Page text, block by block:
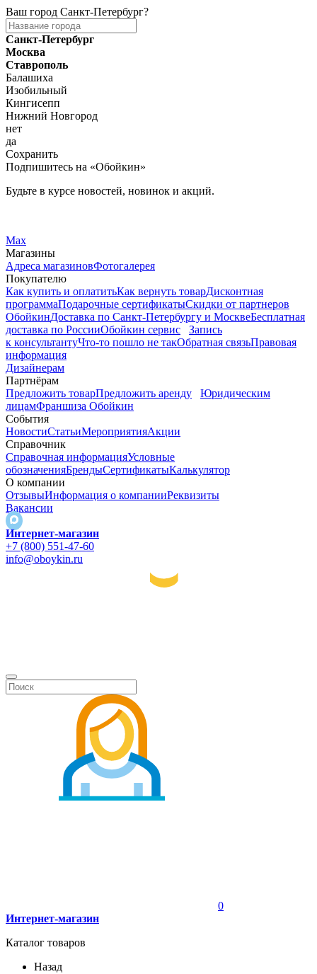
Ваш город Санкт-Петербург?
Санкт-Петербург
Москва
Ставрополь
Балашиха
Изобильный
Кингисепп
Нижний Новгород
нет
да
Сохранить
Подпишитесь на «Обойкин»
Будьте в курсе новостей, новинок и акций.
Max
Магазины
Адреса магазиновФотогалерея
Покупателю
Как купить и оплатитьКак вернуть товарДисконтная
программаПодарочные сертификатыСкидки от партнеров
ОбойкинДоставка по Санкт-Петербургу и МосквеБесплатная
доставка по РоссииОбойкин сервис
Запись
к консультантуЧто-то пошло не такОбратная связьПравовая
информация
Дизайнерам
Партнёрам
Предложить товарПредложить аренду
Юридическим
лицамФраншиза Обойкин
События
НовостиСтатьиМероприятияАкции
Справочник
Справочная информацияУсловные
обозначенияБрендыСертификатыКалькулятор
О компании
ОтзывыИнформация о компанииРеквизиты
Вакансии
Интернет-магазин
+7 (800) 551-47-60
info@oboykin.ru
0
Интернет-магазин
Каталог товаров
Назад